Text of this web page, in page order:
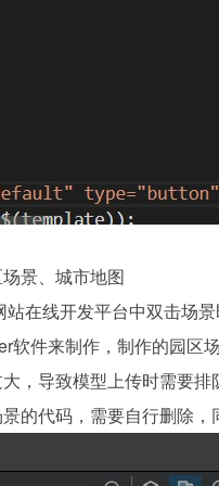
景、城市地图
在线开发平台中双击场景
软件来制作，制作的园区
，导致模型上传时需要
的代码，需要自行删除，